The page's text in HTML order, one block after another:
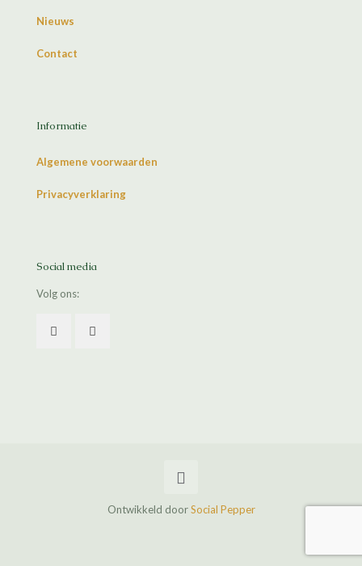
Nieuws
Contact
Informatie
Algemene voorwaarden
Privacyverklaring
Social media
Volg ons:
Ontwikkeld doorSocial Pepper